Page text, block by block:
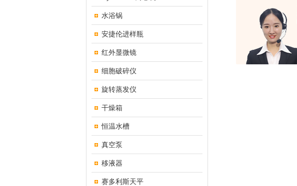
水浴锅
安捷伦进样瓶
红外显微镜
细胞破碎仪
旋转蒸发仪
干燥箱
恒温水槽
真空泵
移液器
赛多利斯天平